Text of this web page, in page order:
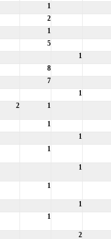
1
2
1
5
1
8
7
1
2 1
1
1
1
1
1
1
1
2